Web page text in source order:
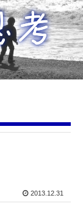
2013.12.31